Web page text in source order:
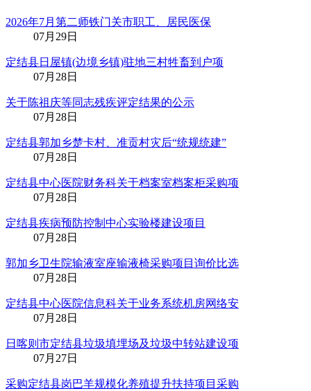
2026年7月第二师铁门关市职工、居民医保
07月29日
定结县日屋镇(边境乡镇)驻地三村牲畜到户项
07月28日
关于陈祖庆等同志残疾评定结果的公示
07月28日
定结县郭加乡楚卡村、准贡村灾后“统规统建”
07月28日
定结县中心医院财务科关于档案室档案柜采购项
07月28日
定结县疾病预防控制中心实验楼建设项目
07月28日
郭加乡卫生院输液室座输液椅采购项目询价比选
07月28日
定结县中心医院信息科关于业务系统机房网络安
07月28日
日喀则市定结县垃圾填埋场及垃圾中转站建设项
07月27日
采购定结县岗巴羊规模化养殖提升扶持项目采购